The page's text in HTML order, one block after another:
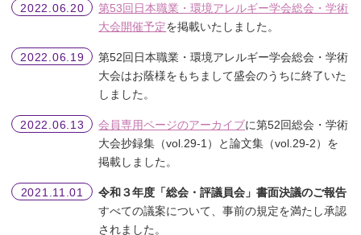
2022.06.20
第53回日本職業・環境アレルギー学会総会・学術
大会開催予定を掲載いたしました。
2022.06.19
第52回日本職業・環境アレルギー学会総会・学術
大会はお蔭様をもちまして盛会のうちに終了いた
しました。
2022.06.13 会員専用ページのアーカイブに第52回総会・学術
大会抄録集（vol.29-1）と論文集（vol.29-2）を
掲載しました。
2021.11.01
令和３年度「総会・評議員会」書面決議のご報告
すべての議案について、事前の規定を満たし承認
されました。